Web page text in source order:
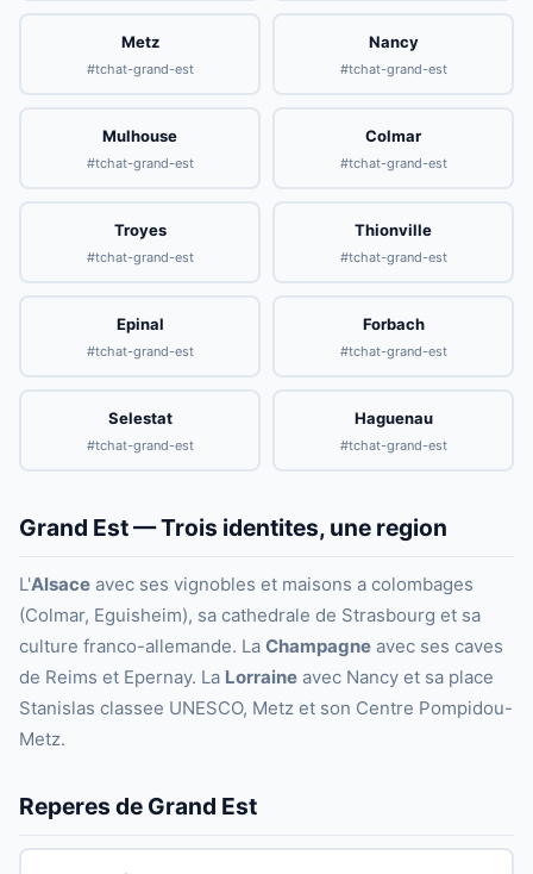
Metz
#tchat-grand-est
Nancy
#tchat-grand-est
Mulhouse
#tchat-grand-est
Colmar
#tchat-grand-est
Troyes
#tchat-grand-est
Thionville
#tchat-grand-est
Epinal
#tchat-grand-est
Forbach
#tchat-grand-est
Selestat
#tchat-grand-est
Haguenau
#tchat-grand-est
Grand Est — Trois identites, une region
L'Alsace avec ses vignobles et maisons a colombages
(Colmar, Eguisheim), sa cathedrale de Strasbourg et sa
culture franco-allemande. La Champagne avec ses caves
de Reims et Epernay. La Lorraine avec Nancy et sa place
Stanislas classee UNESCO, Metz et son Centre Pompidou-
Metz.
Reperes de Grand Est